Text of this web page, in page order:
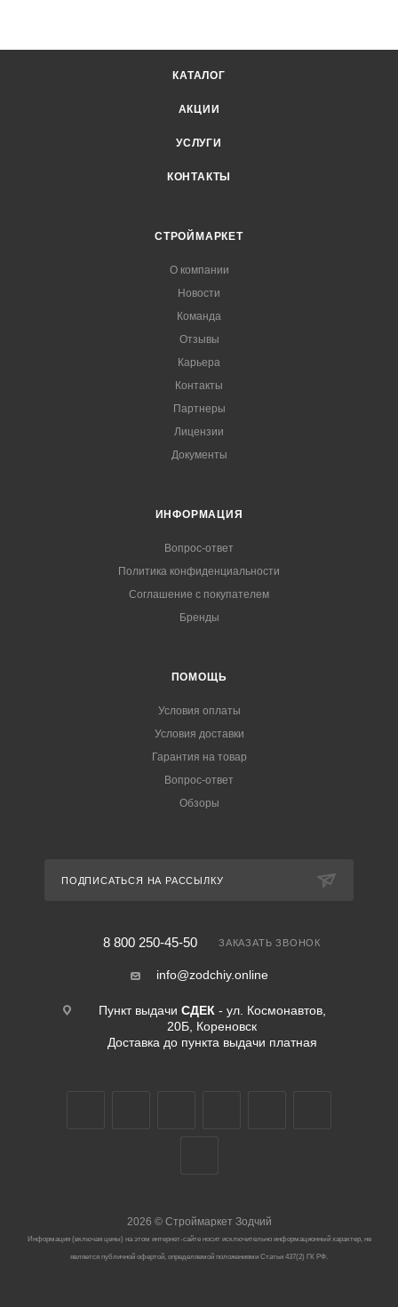
КАТАЛОГ
АКЦИИ
УСЛУГИ
КОНТАКТЫ
СТРОЙМАРКЕТ
О компании
Новости
Команда
Отзывы
Карьера
Контакты
Партнеры
Лицензии
Документы
ИНФОРМАЦИЯ
Вопрос-ответ
Политика конфиденциальности
Соглашение с покупателем
Бренды
ПОМОЩЬ
Условия оплаты
Условия доставки
Гарантия на товар
Вопрос-ответ
Обзоры
ПОДПИСАТЬСЯ НА РАССЫЛКУ
8 800 250-45-50 ЗАКАЗАТЬ ЗВОНОК
info@zodchiy.online
Пункт выдачи СДЕК- ул. Космонавтов,
20Б, Кореновск
Доставка до пункта выдачи платная
2026 ©Строймаркет Зодчий
Информация (включая цены) на этом интернет-сайте носит исключительно информационный характер, не
является публичной офертой, определяемой положениями Статьи 437(2) ГК РФ.